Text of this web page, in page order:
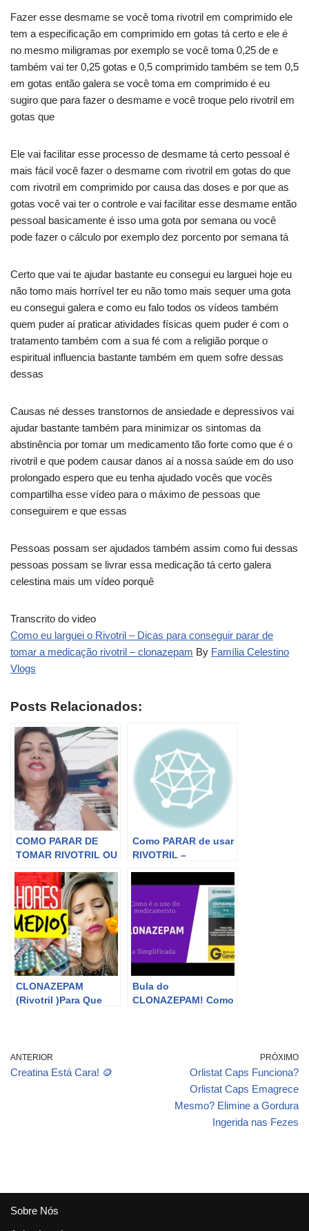
Fazer esse desmame se você toma rivotril em comprimido ele
tem a especificação em comprimido em gotas tá certo e ele é
no mesmo miligramas por exemplo se você toma 0,25 de e
também vai ter 0,25 gotas e 0,5 comprimido também se tem 0,5
em gotas então galera se você toma em comprimido é eu
sugiro que para fazer o desmame e você troque pelo rivotril em
gotas que
Ele vai facilitar esse processo de desmame tá certo pessoal é
mais fácil você fazer o desmame com rivotril em gotas do que
com rivotril em comprimido por causa das doses e por que as
gotas você vai ter o controle e vai facilitar esse desmame então
pessoal basicamente é isso uma gota por semana ou você
pode fazer o cálculo por exemplo dez porcento por semana tá
Certo que vai te ajudar bastante eu consegui eu larguei hoje eu
não tomo mais horrível ter eu não tomo mais sequer uma gota
eu consegui galera e como eu falo todos os vídeos também
quem puder aí praticar atividades físicas quem puder é com o
tratamento também com a sua fé com a religião porque o
espiritual influencia bastante também em quem sofre dessas
dessas
Causas né desses transtornos de ansiedade e depressivos vai
ajudar bastante também para minimizar os sintomas da
abstinência por tomar um medicamento tão forte como que é o
rivotril e que podem causar danos aí a nossa saúde em do uso
prolongado espero que eu tenha ajudado vocês que vocês
compartilha esse vídeo para o máximo de pessoas que
conseguirem e que essas
Pessoas possam ser ajudados também assim como fui dessas
pessoas possam se livrar essa medicação tá certo galera
celestina mais um vídeo porquê
Transcrito do video
Como eu larguei o Rivotril – Dicas para conseguir parar de
tomar a medicação rivotril – clonazepam By Família Celestino
Vlogs
Posts Relacionados:
COMO PARAR DE
TOMAR RIVOTRIL OU
Como PARAR de usar
RIVOTRIL –
CLONAZEPAM
(Rivotril )Para Que
RIVOTRIL !
Bula do
CLONAZEPAM! Como
ANTERIOR
Creatina Está Cara! 🪙
PRÓXIMO
Orlistat Caps Funciona?
Orlistat Caps Emagrece
Mesmo? Elimine a Gordura
Ingerida nas Fezes
Sobre Nós